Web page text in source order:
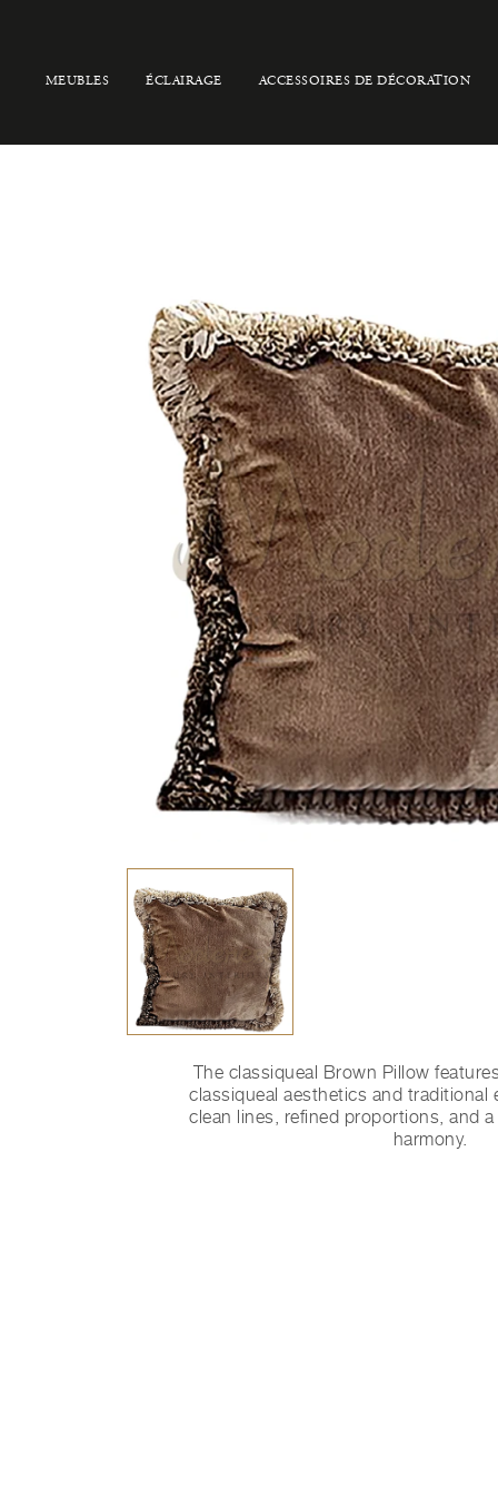
MEUBLES ÉCLAIRAGE ACCESSOIRES DE DÉCORATION
The classiqueal Brown Pillow
classiqueal aesthetics and traditional
clean lines, refined proportions, and
harmony.